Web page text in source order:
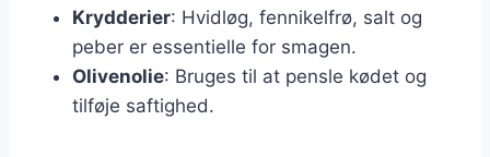
Krydderier: Hvidløg, fennikelfrø, salt og
peber er essentielle for smagen.
Olivenolie: Bruges til at pensle kødet og
tilføje saftighed.